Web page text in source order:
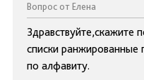
Вопрос от Елена
Здравствуйте,скажите
списки ранжированные
по алфавиту.